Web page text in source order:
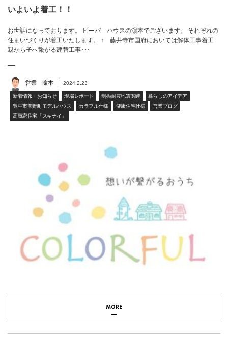
いよいよ着工！！
お世話になっております。 ビーバ－ハウスの濵本でございます。 それぞれの
住まいづくりが着工いたします。 ↑ 藤井寺市国府においては解体工事着工
親から子へ繋がる建替工事･･･
営業 濵本 2024.2.23
新着情報・お知らせ 現場レポート 制振耐震地震関連
暮らしのアイデア
豊中市熊野町モデルハウス
カラフル仕様 健康住宅仕様
営業ブログ
高気密住宅「スキナイ」
MORE